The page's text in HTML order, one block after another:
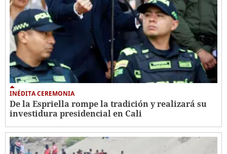
INÉDITA CEREMONIA
De la Espriella rompe la tradición y realizará su
investidura presidencial en Cali